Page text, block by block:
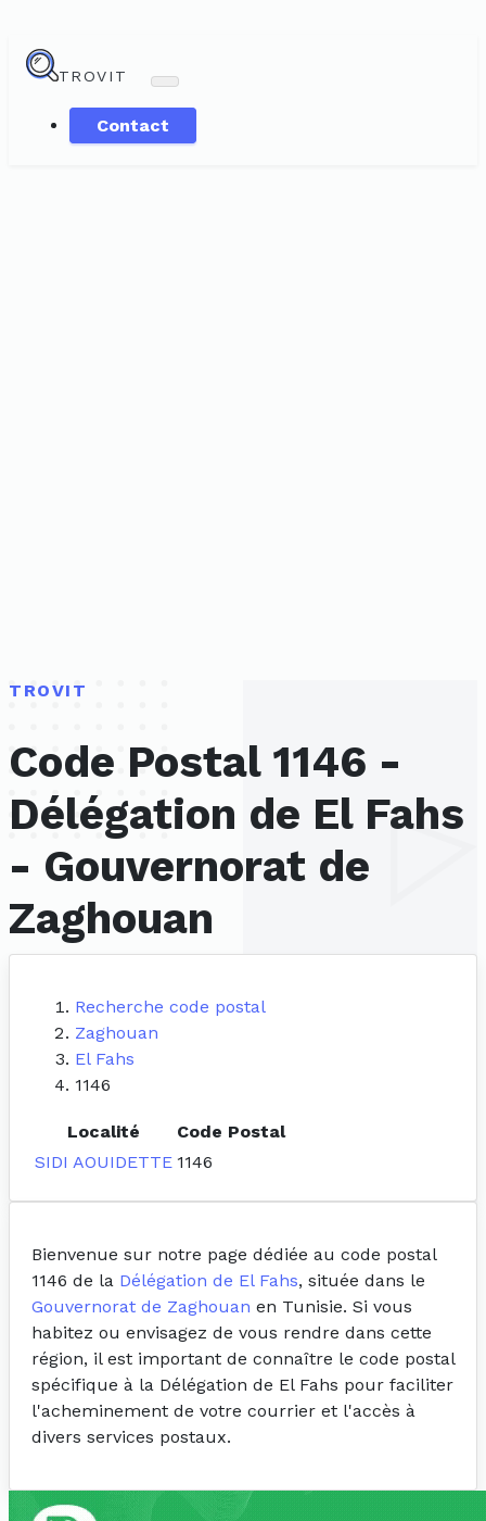
TROVIT
Contact
TROVIT
Code Postal 1146 -
Délégation de El Fahs
- Gouvernorat de
Zaghouan
Recherche code postal
Zaghouan
El Fahs
1146
Localité
Code Postal
SIDI AOUIDETTE 1146
Bienvenue sur notre page dédiée au code postal
1146 de la Délégation de El Fahs, située dans le
Gouvernorat de Zaghouan en Tunisie. Si vous
habitez ou envisagez de vous rendre dans cette
région, il est important de connaître le code postal
spécifique à la Délégation de El Fahs pour faciliter
l'acheminement de votre courrier et l'accès à
divers services postaux.